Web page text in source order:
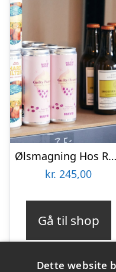
Ølsmagning Hos Rune
kr. 245,00
Gå til shop
Dette website